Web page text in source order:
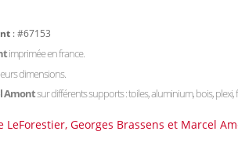
: #67153
imprimée en france.
dimensions.
Amontsur différents supports : toiles, aluminium, bois, plexi,
Georges Brassens et Marcel